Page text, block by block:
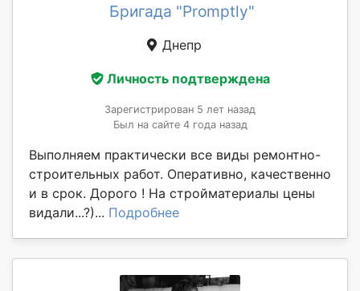
Бригада "Promptly"
Днепр
Личность подтверждена
Зарегистрирован 5 лет назад
Был на сайте 4 года назад
Выполняем практически все виды ремонтно-
строительных работ. Оперативно, качественно
и в срок. Дорого ! На стройматериалы цены
видали...?)... Подробнее